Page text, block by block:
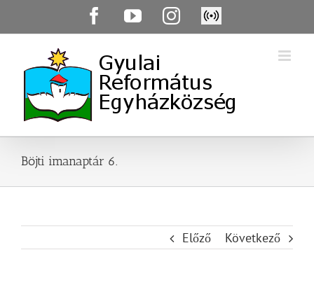
FacebookYouTubeInstagram
Élő
közvetítés
Böjti imanaptár 6.
Előző Következő